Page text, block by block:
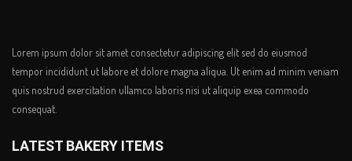
Lorem ipsum dolor sit amet consectetur adipiscing elit sed do eiusmod
tempor incididunt ut labore et dolore magna aliqua. Ut enim ad minim veniam
quis nostrud exercitation ullamco laboris nisi ut aliquip exea commodo
consequat.
LATEST BAKERY ITEMS